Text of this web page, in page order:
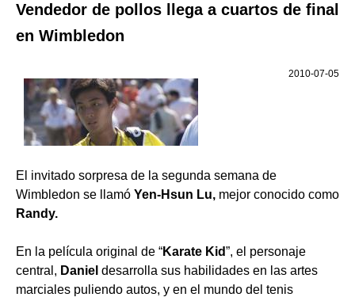
Vendedor de pollos llega a cuartos de final
en Wimbledon
2010-07-05
El invitado sorpresa de la segunda semana de
Wimbledon se llamó Yen-Hsun Lu, mejor conocido como
Randy.
En la película original de “Karate Kid”, el personaje
central, Daniel desarrolla sus habilidades en las artes
marciales puliendo autos, y en el mundo del tenis